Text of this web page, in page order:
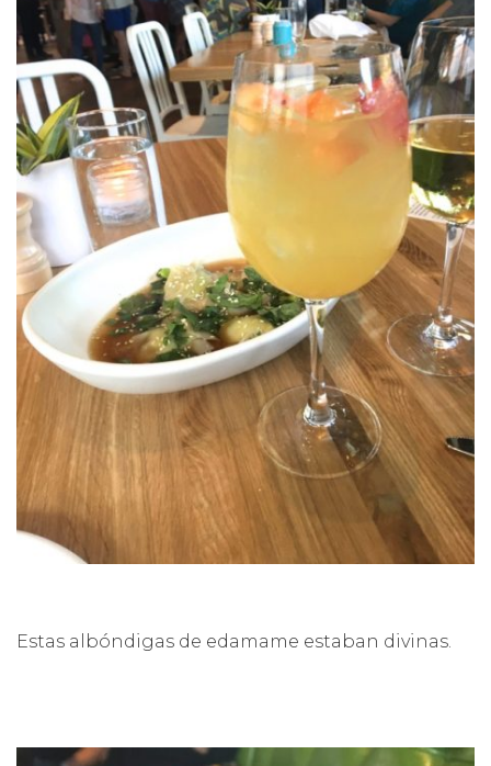
Estas albóndigas de edamame estaban divinas.